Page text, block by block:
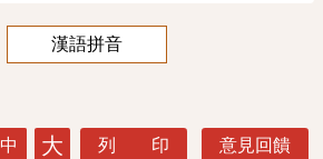
漢語拼音
中 大 列 印 意見回饋